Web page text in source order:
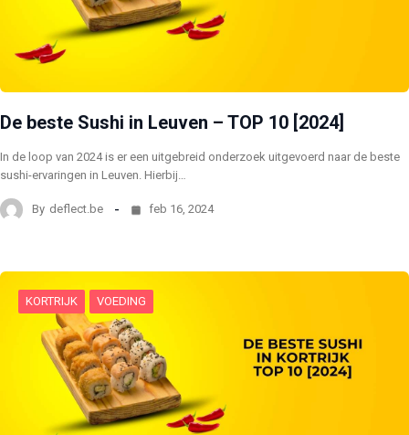
De beste Sushi in Leuven – TOP 10 [2024]
In de loop van 2024 is er een uitgebreid onderzoek uitgevoerd naar de beste
sushi-ervaringen in Leuven. Hierbij…
By deflect.be feb 16, 2024
KORTRIJK VOEDING